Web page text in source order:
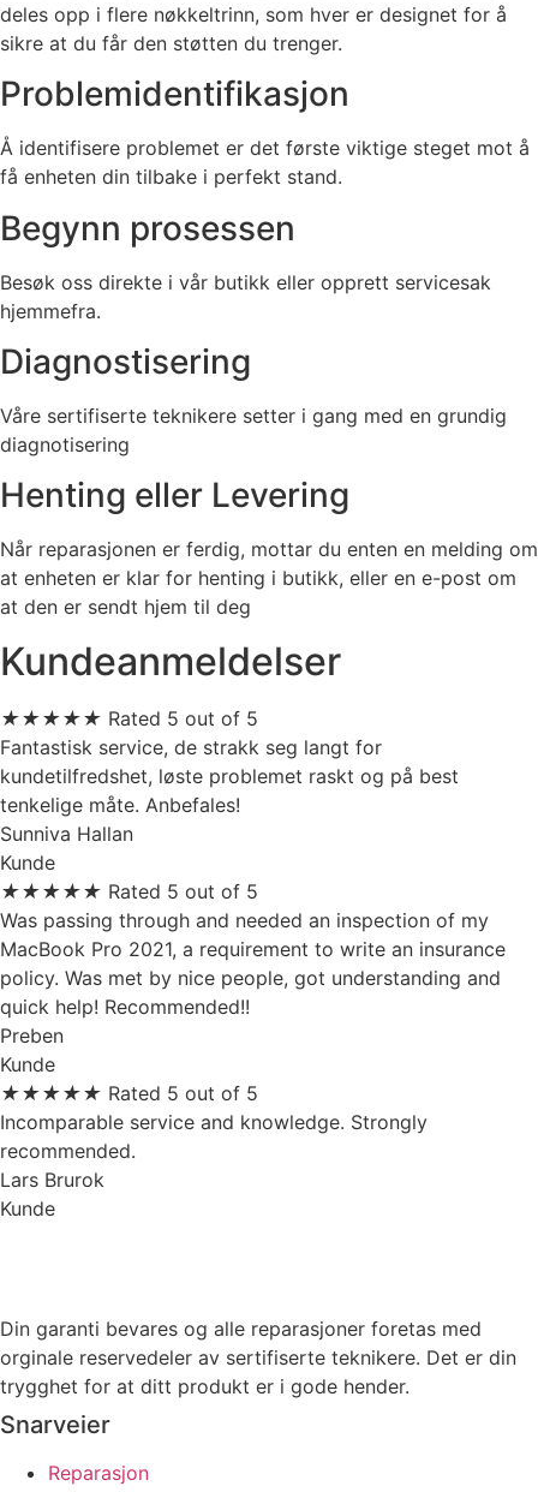
deles opp i flere nøkkeltrinn, som hver er designet for å
sikre at du får den støtten du trenger.
Problemidentifikasjon
Å identifisere problemet er det første viktige steget mot å
få enheten din tilbake i perfekt stand.
Begynn prosessen
Besøk oss direkte i vår butikk eller opprett servicesak
hjemmefra.
Diagnostisering
Våre sertifiserte teknikere setter i gang med en grundig
diagnotisering
Henting eller Levering
Når reparasjonen er ferdig, mottar du enten en melding om
at enheten er klar for henting i butikk, eller en e-post om
at den er sendt hjem til deg
Kundeanmeldelser
★★★★★ Rated 5 out of 5
Fantastisk service, de strakk seg langt for
kundetilfredshet, løste problemet raskt og på best
tenkelige måte. Anbefales!
Sunniva Hallan
Kunde
★★★★★ Rated 5 out of 5
Was passing through and needed an inspection of my
MacBook Pro 2021, a requirement to write an insurance
policy. Was met by nice people, got understanding and
quick help! Recommended!!
Preben
Kunde
★★★★★ Rated 5 out of 5
Incomparable service and knowledge. Strongly
recommended.
Lars Brurok
Kunde
Din garanti bevares og alle reparasjoner foretas med
orginale reservedeler av sertifiserte teknikere. Det er din
trygghet for at ditt produkt er i gode hender.
Snarveier
Reparasjon